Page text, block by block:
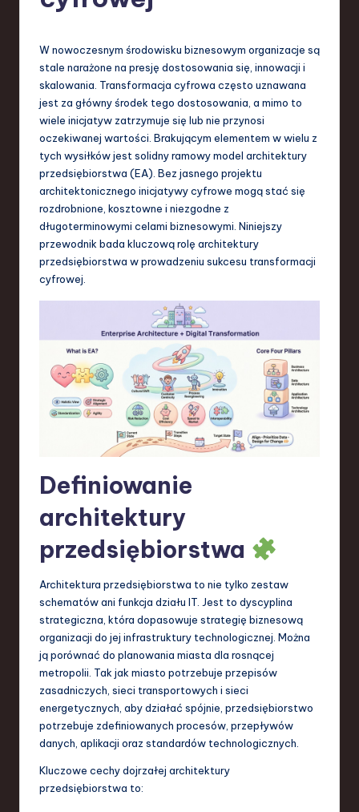
e
T
in
w
T
c
d
W nowoczesnym środowisku biznesowym organizacje są
stale narażone na presję dostosowania się, innowacji i
skalowania. Transformacja cyfrowa często uznawana
jest za główny środek tego dostosowania, a mimo to
wiele inicjatyw zatrzymuje się lub nie przynosi
oczekiwanej wartości. Brakującym elementem w wielu z
tych wysiłków jest solidny ramowy model architektury
przedsiębiorstwa (EA). Bez jasnego projektu
architektonicznego inicjatywy cyfrowe mogą stać się
rozdrobnione, kosztowne i niezgodne z
długoterminowymi celami biznesowymi. Niniejszy
przewodnik bada kluczową rolę architektury
przedsiębiorstwa w prowadzeniu sukcesu transformacji
cyfrowej.
Definiowanie
architektury
przedsiębiorstwa
Architektura przedsiębiorstwa to nie tylko zestaw
schematów ani funkcja działu IT. Jest to dyscyplina
strategiczna, która dopasowuje strategię biznesową
organizacji do jej infrastruktury technologicznej. Można
ją porównać do planowania miasta dla rosnącej
metropolii. Tak jak miasto potrzebuje przepisów
zasadniczych, sieci transportowych i sieci
energetycznych, aby działać spójnie, przedsiębiorstwo
potrzebuje zdefiniowanych procesów, przepływów
danych, aplikacji oraz standardów technologicznych.
Kluczowe cechy dojrzałej architektury
przedsiębiorstwa to: